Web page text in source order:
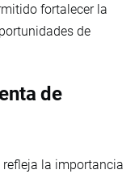
fortalecer la
de
de
refleja la importancia